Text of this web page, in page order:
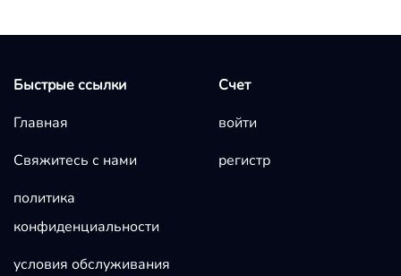
Быстрые ссылки
Главная
Свяжитесь с нами
политика
конфиденциальности
условия обслуживания
Счет
войти
регистр